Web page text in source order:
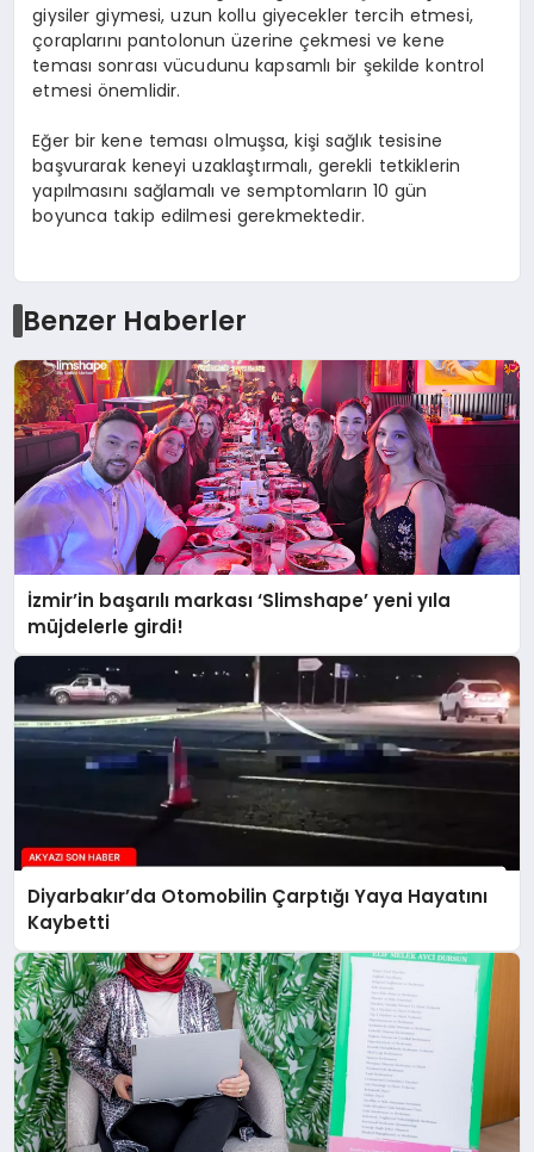
giysiler giymesi, uzun kollu giyecekler tercih etmesi,
çoraplarını pantolonun üzerine çekmesi ve kene
teması sonrası vücudunu kapsamlı bir şekilde kontrol
etmesi önemlidir.
Eğer bir kene teması olmuşsa, kişi sağlık tesisine
başvurarak keneyi uzaklaştırmalı, gerekli tetkiklerin
yapılmasını sağlamalı ve semptomların 10 gün
boyunca takip edilmesi gerekmektedir.
Benzer Haberler
İzmir’in başarılı markası ‘Slimshape’ yeni yıla
müjdelerle girdi!
Diyarbakır’da Otomobilin Çarptığı Yaya Hayatını
Kaybetti